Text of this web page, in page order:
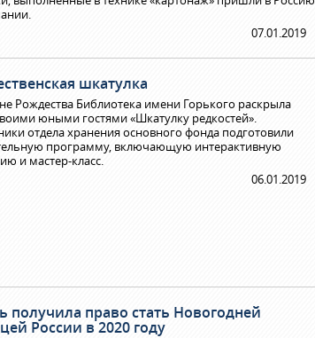
07.01.2019
шкатулка
Рождества Библиотека имени Горького раскрыла
юными гостями «Шкатулку редкостей».
отдела хранения основного фонда подготовили
программу, включающую интерактивную
и мастер-класс.
06.01.2019
получила право стать Новогодней
России в 2020 году